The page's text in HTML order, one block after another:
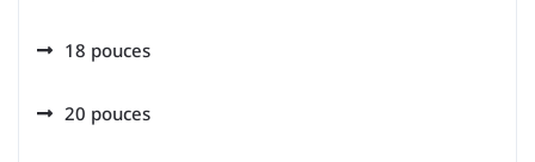
18 pouces
20 pouces